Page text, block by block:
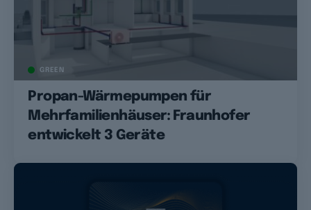
GREEN
Propan-Wärmepumpen für
Mehrfamilienhäuser: Fraunhofer
entwickelt 3 Geräte